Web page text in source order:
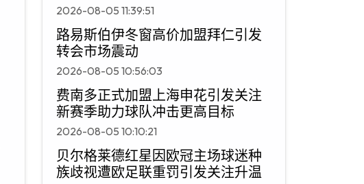
2026-08-05 11:39:51
路易斯伯伊冬窗高价加盟拜仁引发
转会市场震动
2026-08-05 10:56:03
费南多正式加盟上海申花引发关注
新赛季助力球队冲击更高目标
2026-08-05 10:10:21
贝尔格莱德红星因欧冠主场球迷种
族歧视遭欧足联重罚引发关注升温